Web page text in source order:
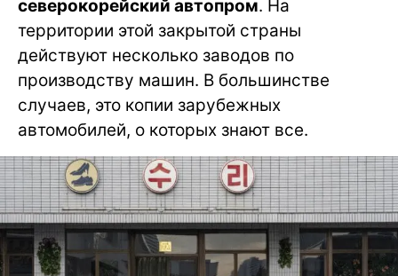
северокорейский автопром. На
территории этой закрытой страны
действуют несколько заводов по
производству машин. В большинстве
случаев, это копии зарубежных
автомобилей, о которых знают все.